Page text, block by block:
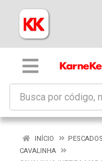
INÍCIO
CAVALINHA